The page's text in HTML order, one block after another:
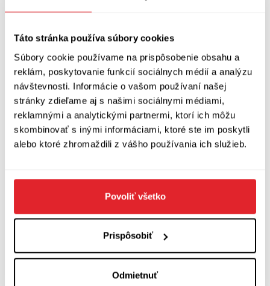
Táto stránka používa súbory cookies
Súbory cookie používame na prispôsobenie obsahu a
reklám, poskytovanie funkcií sociálnych médií a analýzu
návštevnosti. Informácie o vašom používaní našej
stránky zdieľame aj s našimi sociálnymi médiami,
reklamnými a analytickými partnermi, ktorí ich môžu
skombinovať s inými informáciami, ktoré ste im poskytli
alebo ktoré zhromaždili z vášho používania ich služieb.
Povoliť všetko
Prispôsobiť
Odmietnuť
Východem a Západem, a jestliže upozorňuje na
ironicky, ale současně s láskou a pochopením.“
Rushdieho texty jsou podle Neradové plné
citací a nejrůznějších historických či
popkulturních odkazů. „Při jejich odhalování se
překladatel chtě nechtě stává detektivem,“ říká.
„Rushdie je autor intelektuální, ale nikoli
glosátor a obratný žonglér se slovy. Pro
každého překladatele je také požehnáním
pečlivý, erudovaný a schopný redaktor, kterého
jsem v tomto případě naštěstí měla.“
Napíšte prvý komentár